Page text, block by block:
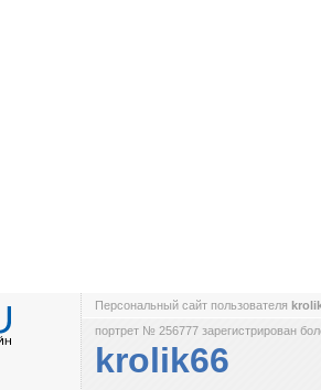
Персональный сайт пользователя
портрет № 256777 зарегистрирован
krolik66